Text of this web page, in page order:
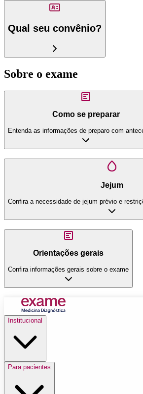
Qual seu convênio?
Sobre o exame
Como se preparar
Entenda as informações de preparo com
Jejum
Confira a necessidade de jejum prévio e
Orientações gerais
Confira informações gerais sobre o exame
Institucional
Para pacientes